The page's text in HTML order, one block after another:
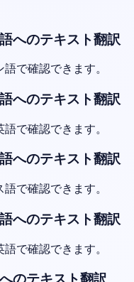
へのテキスト翻訳
で確認できます。
へのテキスト翻訳
で確認できます。
へのテキスト翻訳
で確認できます。
へのテキスト翻訳
で確認できます。
のテキスト翻訳